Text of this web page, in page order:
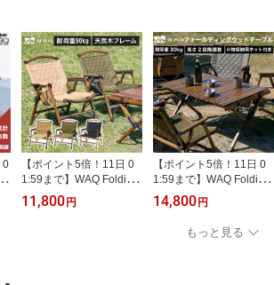
0
【ポイント5倍！11日 0
1:59まで】WAQ Folding
Wood Chair フォールデ
ィングウッドチェア WA
11,800 円
【ポイント5倍！11日 0
1:59まで】WAQ Folding
Wood Table フォールデ
ィングウッドテーブル キ
ャンプテーブル アウトド
アテーブル 木製テーブル
14,800 円
もっと見る